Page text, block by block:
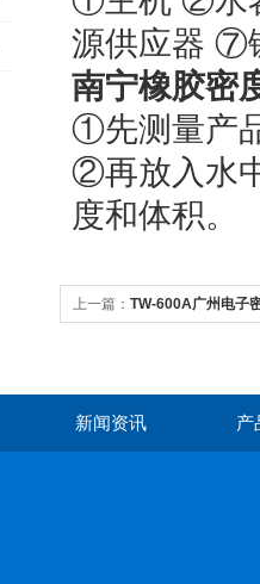
源供应器 ⑦
南宁橡胶密
①先测量产
②再放入水
度和体积。
上一篇： TW-600A广州电子
新闻资讯 产